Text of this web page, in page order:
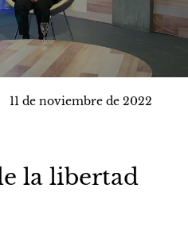
11 de noviembre de 2022
la libertad